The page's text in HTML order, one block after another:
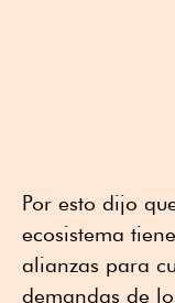
Por esto dijo
ecosistema
alianzas para
demandas de